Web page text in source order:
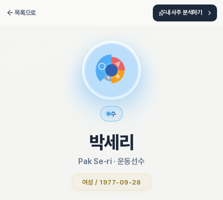
목록으로 내 사주 분석하기
수
박세리
Pak Se-ri · 운동선수
여성 / 1977-09-28